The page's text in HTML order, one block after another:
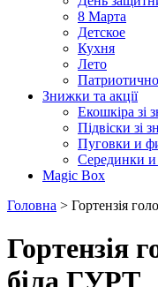
8 Марта
Детское
Кухня
Лето
Знижки та акції
Екошкіра зі
Підвіски зі
Пуговки и
Серединки
Magic Box
Головна > Гортензія
Гортензія